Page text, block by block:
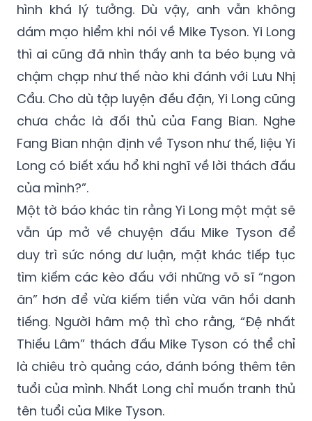
hình khá lý tưởng. Dù vậy, anh vẫn không
dám mạo hiểm khi nói về Mike Tyson. Yi Long
thì ai cũng đã nhìn thấy anh ta béo bụng và
chậm chạp như thế nào khi đánh với Lưu Nhị
Cẩu. Cho dù tập luyện đều đặn, Yi Long cũng
chưa chắc là đối thủ của Fang Bian. Nghe
Fang Bian nhận định về Tyson như thế, liệu Yi
Long có biết xấu hổ khi nghĩ về lời thách đấu
của mình?”.
Một tờ báo khác tin rằng Yi Long một mặt sẽ
vẫn úp mở về chuyện đấu Mike Tyson để
duy trì sức nóng dư luận, mặt khác tiếp tục
tìm kiếm các kèo đấu với những võ sĩ “ngon
ăn” hơn để vừa kiếm tiền vừa vãn hồi danh
tiếng. Người hâm mộ thì cho rằng, “Đệ nhất
Thiếu Lâm” thách đấu Mike Tyson có thể chỉ
là chiêu trò quảng cáo, đánh bóng thêm tên
tuổi của mình. Nhất Long chỉ muốn tranh thủ
tên tuổi của Mike Tyson.